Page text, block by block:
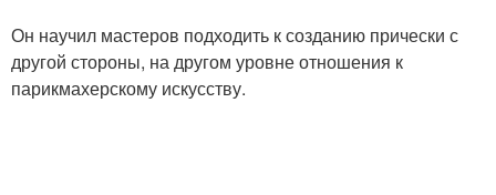
Он научил мастеров подходить к созданию прически с
другой стороны, на другом уровне отношения к
парикмахерскому искусству.